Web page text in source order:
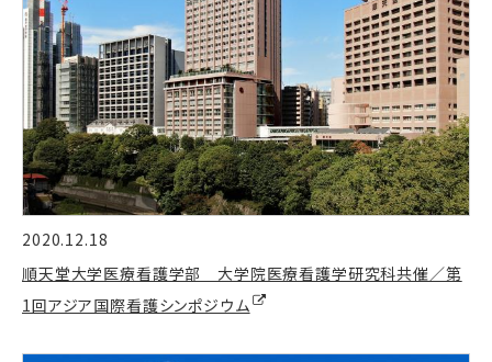
2020.12.18
順天堂大学医療看護学部 大学院医療看護学研究科共催／第
1回アジア国際看護シンポジウム